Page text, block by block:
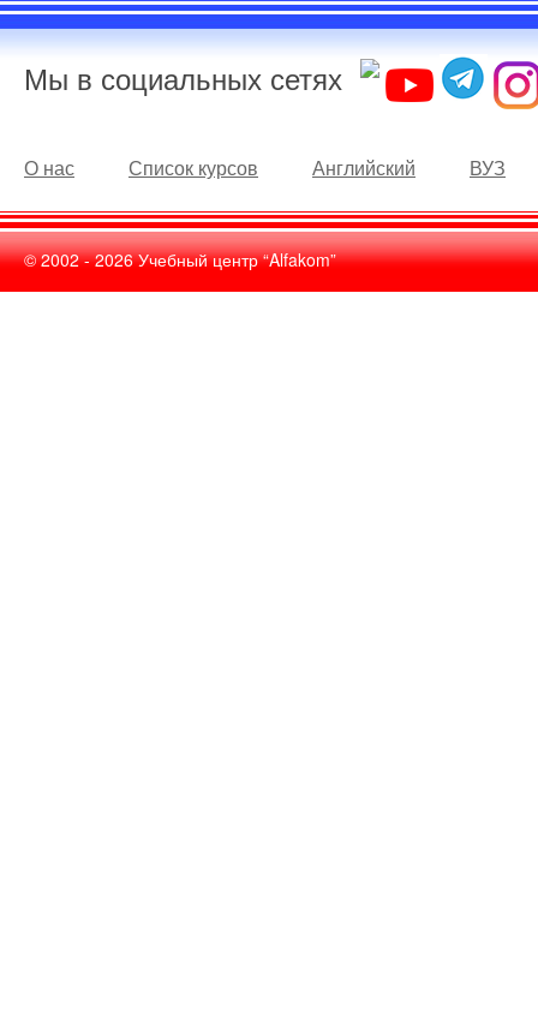
Мы в социальных сетях
О нас Список курсов Английский ВУЗ
© 2002 -2026Учебный центр “Alfakom”